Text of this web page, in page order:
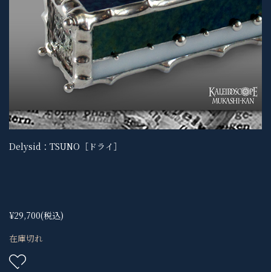
Delysid：TSUNO［ドライ］
¥29,700(税込)
在庫切れ